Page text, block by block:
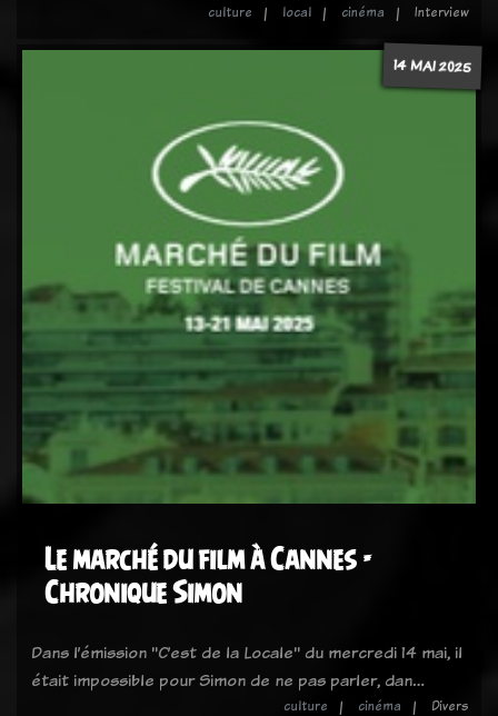
culture local cinéma Interview
14 MAI 2025
Le marché du film à Cannes -
Chronique Simon
Dans l’émission "C’est de la Locale" du mercredi 14 mai, il
était impossible pour Simon de ne pas parler, dan…
culture cinéma Divers